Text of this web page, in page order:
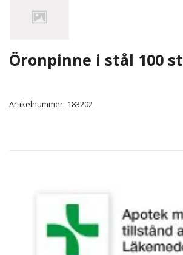
Öronpinne i stål 100 st
Artikelnummer: 183202